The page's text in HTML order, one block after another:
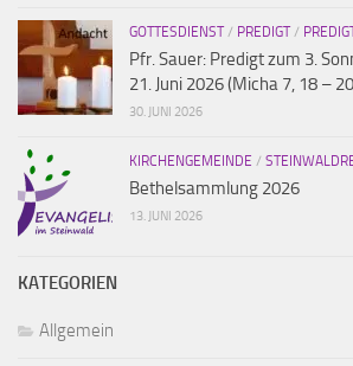
GOTTESDIENST/ PREDIGT/
Pfr. Sauer: Predigt zum 3.
21. Juni 2026 (Micha 7, 18 –
30. JUNI 2026
KIRCHENGEMEINDE /
Bethelsammlung 2026
13. JUNI 2026
KATEGORIEN
Allgemein